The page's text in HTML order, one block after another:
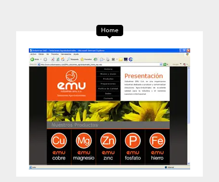
Home